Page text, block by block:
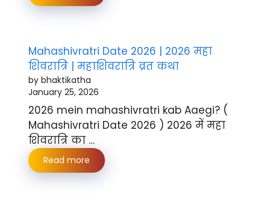
Mahashivratri Date 2026 | 2026 महा
शिवरात्रि | महाशिवरात्रि व्रत कथा
by bhaktikatha
January 25, 2026
2026 mein mahashivratri kab Aaegi? (
Mahashivratri Date 2026 ) 2026 में महा
शिवरात्रि का …
Read more